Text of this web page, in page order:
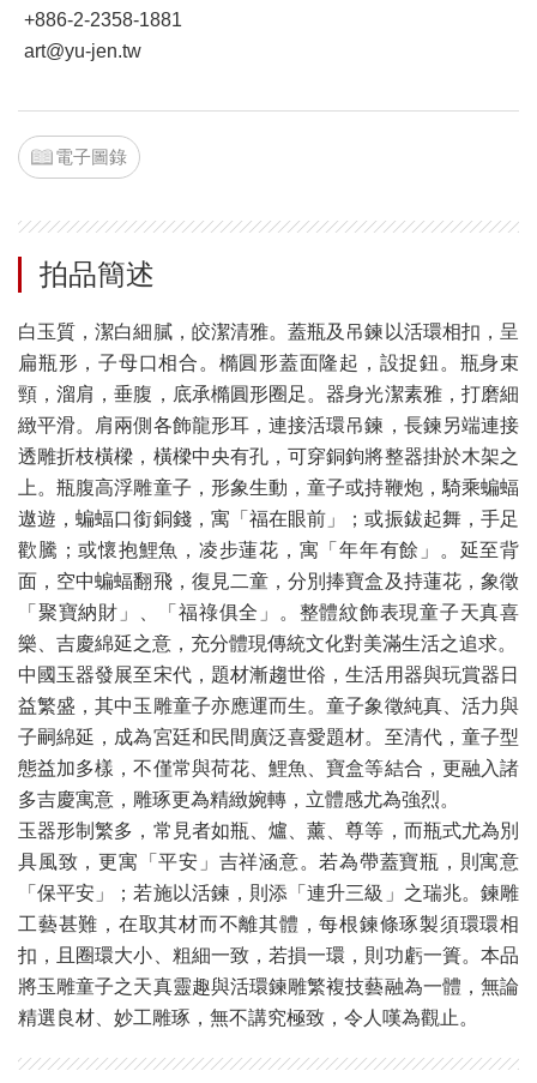
+886-2-2358-1881
art@yu-jen.tw
電子圖錄
拍品簡述
白玉質，潔白細膩，皎潔清雅。蓋瓶及吊鍊以活環相扣，呈
扁瓶形，子母口相合。橢圓形蓋面隆起，設捉鈕。瓶身束
頸，溜肩，垂腹，底承橢圓形圈足。器身光潔素雅，打磨細
緻平滑。肩兩側各飾龍形耳，連接活環吊鍊，長鍊另端連接
透雕折枝橫樑，橫樑中央有孔，可穿銅鉤將整器掛於木架之
上。瓶腹高浮雕童子，形象生動，童子或持鞭炮，騎乘蝙蝠
遨遊，蝙蝠口銜銅錢，寓「福在眼前」；或振鈸起舞，手足
歡騰；或懷抱鯉魚，凌步蓮花，寓「年年有餘」。延至背
面，空中蝙蝠翻飛，復見二童，分別捧寶盒及持蓮花，象徵
「聚寶納財」、「福祿俱全」。整體紋飾表現童子天真喜
樂、吉慶綿延之意，充分體現傳統文化對美滿生活之追求。
中國玉器發展至宋代，題材漸趨世俗，生活用器與玩賞器日
益繁盛，其中玉雕童子亦應運而生。童子象徵純真、活力與
子嗣綿延，成為宮廷和民間廣泛喜愛題材。至清代，童子型
態益加多樣，不僅常與荷花、鯉魚、寶盒等結合，更融入諸
多吉慶寓意，雕琢更為精緻婉轉，立體感尤為強烈。
玉器形制繁多，常見者如瓶、爐、薰、尊等，而瓶式尤為別
具風致，更寓「平安」吉祥涵意。若為帶蓋寶瓶，則寓意
「保平安」；若施以活鍊，則添「連升三級」之瑞兆。鍊雕
工藝甚難，在取其材而不離其體，每根鍊條琢製須環環相
扣，且圈環大小、粗細一致，若損一環，則功虧一簣。本品
將玉雕童子之天真靈趣與活環鍊雕繁複技藝融為一體，無論
精選良材、妙工雕琢，無不講究極致，令人嘆為觀止。